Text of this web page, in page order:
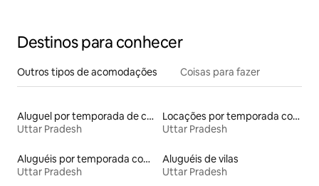
Destinos para conhecer
Outros tipos de acomodações Coisas para fazer
Aluguel por temporada de casas na terra
Uttar Pradesh
Locações por temporada com piscina
Uttar Pradesh
Aluguéis por temporada com suítes privativas
Uttar Pradesh
Aluguéis de vilas
Uttar Pradesh